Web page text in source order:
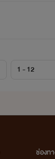
ช่องท